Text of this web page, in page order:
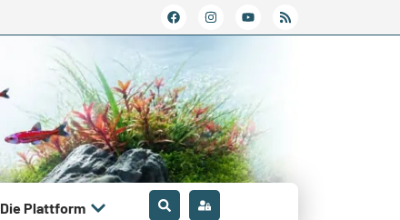
Die Plattform